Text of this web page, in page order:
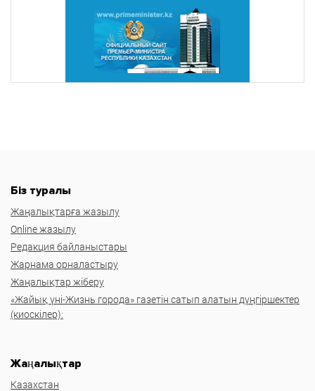
Біз туралы
Жаңалықтарға жазылу
Online жазылу
Редакция байланыстары
Жарнама орналастыру
Жаңалықтар жіберу
«Жайық үні-Жизнь города» газетін сатып алатын дүңгіршектер
(киоскілер):
Жаңалықтар
Казахстан